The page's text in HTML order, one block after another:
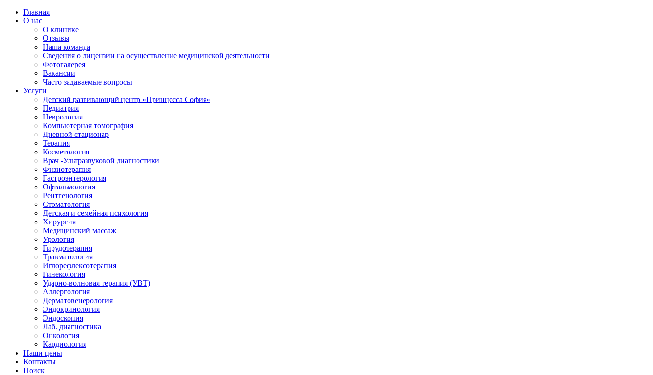
Главная
О нас
О клинике
Отзывы
Наша команда
Сведения о лицензии на осуществление медицинской деятельности
Фотогалерея
Вакансии
Часто задаваемые вопросы
Услуги
Детский развивающий центр «Принцесса София»
Педиатрия
Неврология
Компьютерная томография
Дневной стационар
Терапия
Косметология
Врач -Ультразвуковой диагностики
Физиотерапия
Гастроэнтерология
Офтальмология
Рентгенология
Стоматология
Детская и семейная психология
Хирургия
Медицинский массаж
Урология
Гирудотерапия
Травматология
Иглорефлексотерапия
Гинекология
Ударно-волновая терапия (УВТ)
Аллергология
Дерматовенерология
Эндокринология
Эндоскопия
Лаб. диагностика
Онкология
Кардиология
Наши цены
Контакты
Поиск